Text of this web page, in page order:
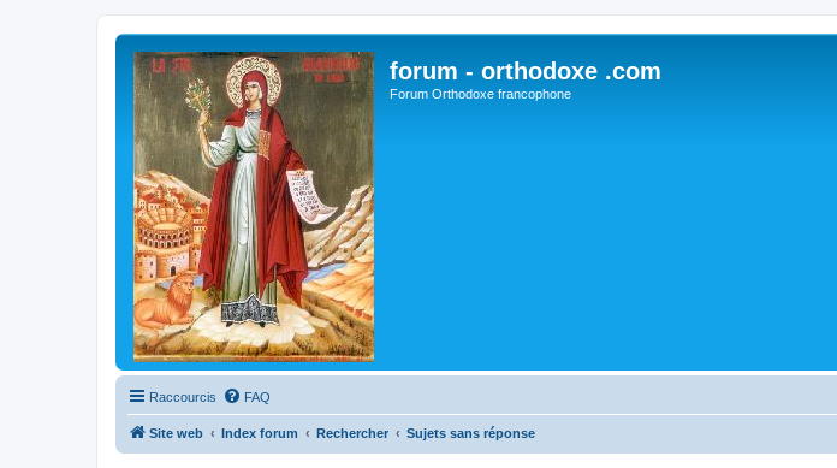
forum - orthodoxe .com
Forum Orthodoxe francophone
Raccourcis FAQ
Site web Index forum Rechercher Sujets sans réponse